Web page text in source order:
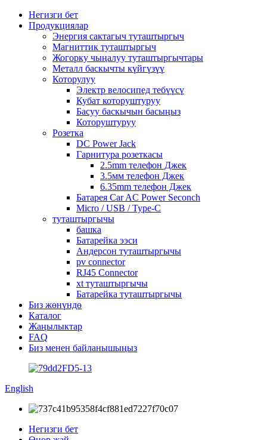
Негизги бет
Продукциялар
Энергия сактагыч туташтыргыч
Магниттик туташтыргыч
Жогорку чыңалуу туташтыргычтары
Металл баскычты күйгүзүү
Которулуу
Электр велосипед тебүүсү
Кубат которуштуруу
Басуу баскычын басыңыз
Которуштуруу
Розетка
DC Power Jack
Гарнитура розеткасы
2.5mm телефон Джек
3.5мм телефон Джек
6.35mm телефон Джек
Батарея Car AC Power Seconch
Micro / USB / Type-C
туташтыргычы
башка
Батарейка ээси
Андерсон туташтыргычы
pv connector
RJ45 Connector
xt туташтыргычы
Батарейка туташтыргычы
Биз жөнүндө
Каталог
Жаңылыктар
FAQ
Биз менен байланышыңыз
English
Негизги бет